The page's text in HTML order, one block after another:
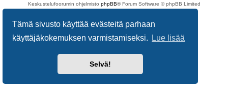
Tämä sivusto käyttää evästeitä parhaan
käyttäjäkokemuksen varmistamiseksi.
Lue lisää
Selvä!
Keskustelufoorumin ohjelmisto phpBB® Forum Software © phpBB Limited
Yksityisyys|Ehdot